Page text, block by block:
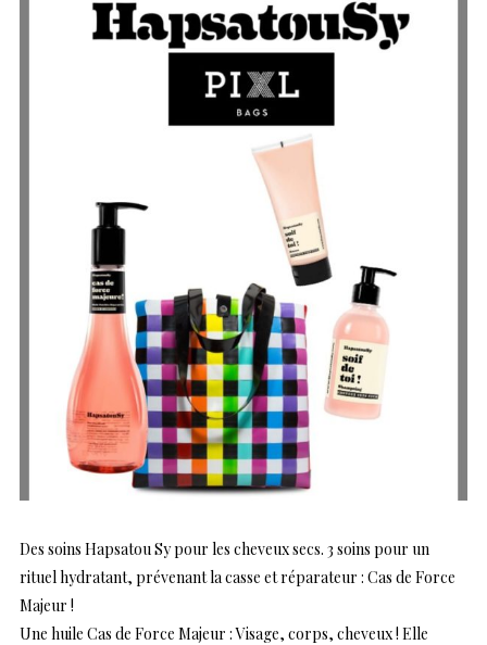
Des soins Hapsatou Sy pour les cheveux secs. 3 soins pour un
rituel hydratant, prévenant la casse et réparateur : Cas de Force
Majeur !
Une huile Cas de Force Majeur : Visage, corps, cheveux ! Elle